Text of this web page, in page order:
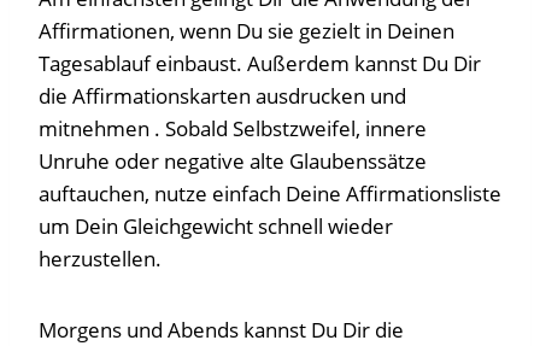
Affirmationen, wenn Du sie gezielt in Deinen
Tagesablauf einbaust. Außerdem kannst Du Dir
die Affirmationskarten ausdrucken und
mitnehmen . Sobald Selbstzweifel, innere
Unruhe oder negative alte Glaubenssätze
auftauchen, nutze einfach Deine Affirmationsliste
um Dein Gleichgewicht schnell wieder
herzustellen.
Morgens und Abends kannst Du Dir die